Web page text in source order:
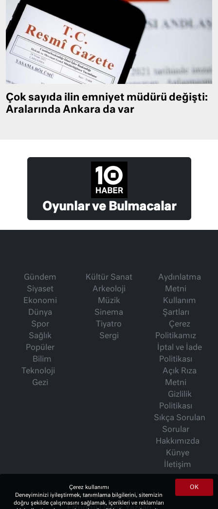
Çok sayıda ilin emniyet müdürü değişti:
Aralarında Ankara da var
Oyunlar ve Bulmacalar
Gündem
Siyaset
Ekonomi
Dünya
Spor
Sağlık
Popüler
Bilim
Teknoloji
Gezi
Kültür Sanat
Arkeoloji
Müzik
Sinema
Tiyatro
Sergi
Aydınlatma
Metni
Kullanım
Şartları
Çerez
Politikamız
İptal ve İade
Politikası
Açık Rıza
Metni
Gizlilik
Politikası
Sıkça Sorulan
Sorular
Hakkımızda
Künye
İletişim
İsmet Berkan Yazıları
OK
Çerez kullanımı
Deneyiminizi iyileştirmek, tanımlama bilgilerini, sitemizin
doğru şekilde çalışmasını sağlamak, içerikleri ve reklamları